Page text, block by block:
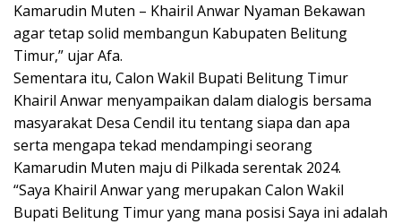
Kamarudin Muten – Khairil Anwar Nyaman Bekawan
agar tetap solid membangun Kabupaten Belitung
Timur,” ujar Afa.
Sementara itu, Calon Wakil Bupati Belitung Timur
Khairil Anwar menyampaikan dalam dialogis bersama
masyarakat Desa Cendil itu tentang siapa dan apa
serta mengapa tekad mendampingi seorang
Kamarudin Muten maju di Pilkada serentak 2024.
“Saya Khairil Anwar yang merupakan Calon Wakil
Bupati Belitung Timur yang mana posisi Saya ini adalah